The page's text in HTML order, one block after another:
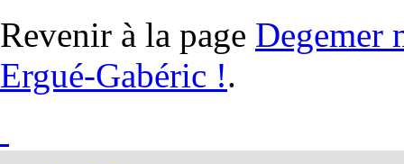
Revenir à la page Degemer
Ergué-Gabéric !.